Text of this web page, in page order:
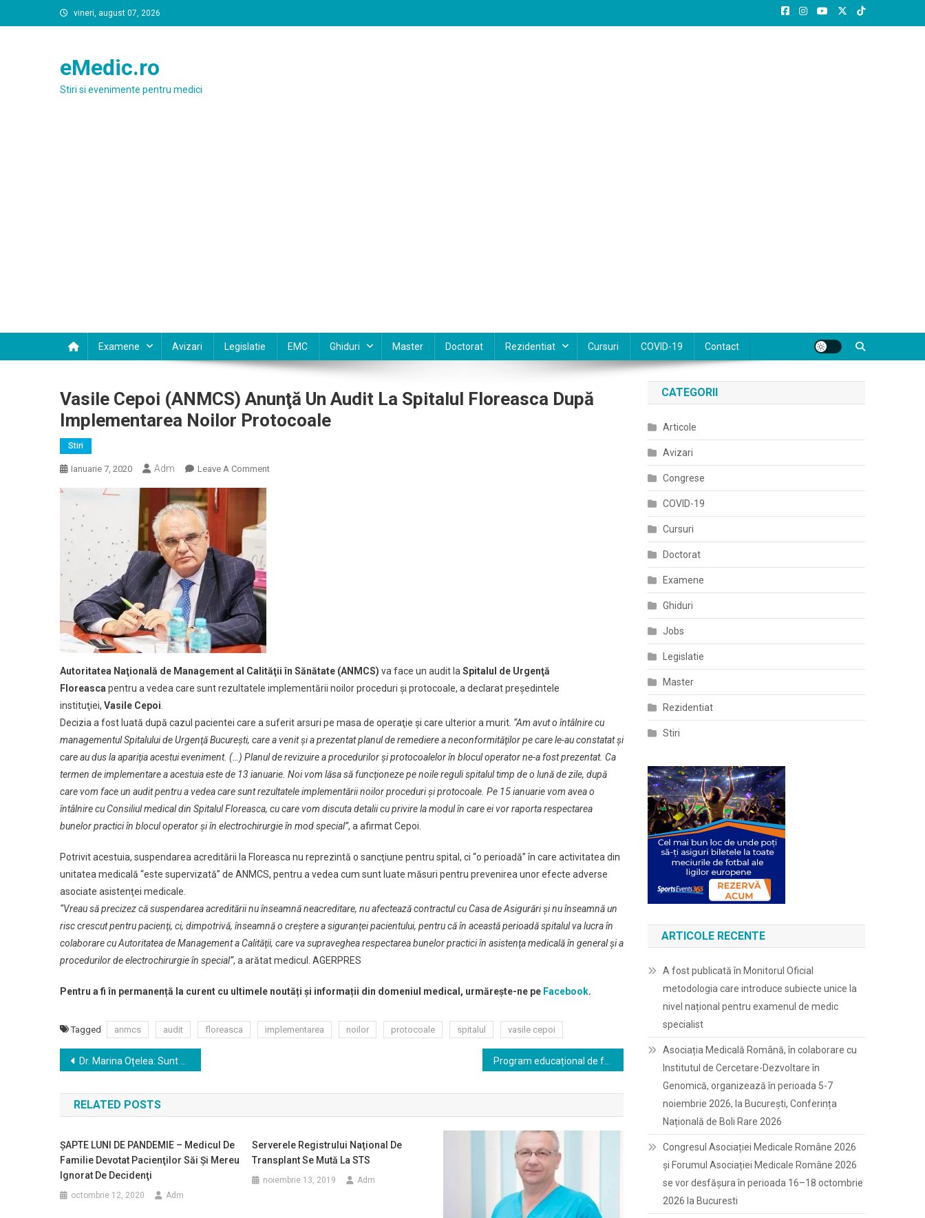
to
vineri, august 07, 2026
eMedic.ro
Stiri si evenimente pentru medici
Examene Avizari Legislatie EMC Ghiduri Master Doctorat Rezidentiat Cursuri COVID-19 Contact
Vasile Cepoi (ANMCS) Anunţă Un Audit La Spitalul Floreasca După
Implementarea Noilor Protocoale
Stiri
Ianuarie 7, 2020 Adm Leave A CommentOn
Protocoale
Autoritatea Naţională de Management al Calităţii în Sănătate (ANMCS) va face un audit la Spitalul de Urgenţă
Floreasca pentru a vedea care sunt rezultatele implementării noilor proceduri şi protocoale, a declarat preşedintele
instituţiei, Vasile Cepoi
Decizia a fost luată după cazul pacientei care a suferit arsuri pe masa de operaţie şi care ulterior a murit. “Am avut o întâlnire cu
managementul Spitalului de Urgenţă Bucureşti, care a venit şi a prezentat planul de remediere a neconformităţilor pe care le-au constatat şi
care au dus la apariţia acestui eveniment. (…) Planul de revizuire a procedurilor şi protocoalelor în blocul operator ne-a fost prezentat. Ca
termen de implementare a acestuia este de 13 ianuarie. Noi vom lăsa să funcţioneze pe noile reguli spitalul timp de o lună de zile, după
care vom face un audit pentru a vedea care sunt rezultatele implementării noilor proceduri şi protocoale. Pe 15 ianuarie vom avea o
întâlnire cu Consiliul medical din Spitalul Floreasca, cu care vom discuta detalii cu privire la modul în care ei vor raporta respectarea
bunelor practici în blocul operator şi în electrochirurgie în mod special”, a afirmat Cepoi.
Potrivit acestuia, suspendarea acreditării la Floreasca nu reprezintă o sancţiune pentru spital, ci “o perioadă” în care activitatea din
unitatea medicală “este supervizată” de ANMCS, pentru a vedea cum sunt luate măsuri pentru prevenirea unor efecte adverse
asociate asistenţei medicale.
“Vreau să precizez că suspendarea acreditării nu înseamnă neacreditare, nu afectează contractul cu Casa de Asigurări şi nu înseamnă un
risc crescut pentru pacienţi, ci, dimpotrivă, înseamnă o creştere a siguranţei pacientului, pentru că în această perioadă spitalul va lucra în
colaborare cu Autoritatea de Management a Calităţii, care va supraveghea respectarea bunelor practici în asistenţa medicală în general şi a
procedurilor de electrochirurgie în special”, a arătat medicul. AGERPRES
Pentru a fi în permanență la curent cu ultimele noutăți și informații din domeniul medical, urmărește-ne pe Facebook.
Tagged anmcs audit floreasca implementarea noilor protocoale spitalul vasile cepoi
Navigare
în
articole
Dr. Marina Oțelea: Sunt necesare campanii de promovare a screening-ului pentru diabetul gestațional și definirea unui ghid de monitorizare a gravidei cu diabet gestațional
RELATED POSTS
ŞAPTE LUNI DE PANDEMIE – Medicul De
Familie Devotat Pacienţilor Săi Şi Mereu
Ignorat De Decidenţi
octombrie 12, 2020 Adm
Serverele Registrului Naţional De
Transplant Se Mută La STS
noiembrie 13, 2019 Adm
CATEGORII
Articole
Avizari
Congrese
COVID-19
Cursuri
Doctorat
Examene
Ghiduri
Jobs
Legislatie
Master
Rezidentiat
Stiri
ARTICOLE RECENTE
A fost publicată în Monitorul Oficial
metodologia care introduce subiecte unice la
nivel național pentru examenul de medic
specialist
Asociația Medicală Română, în colaborare cu
Institutul de Cercetare-Dezvoltare în
Genomică, organizează în perioada 5-7
noiembrie 2026, la București, Conferința
Națională de Boli Rare 2026
Congresul Asociației Medicale Române 2026
și Forumul Asociației Medicale Române 2026
se vor desfășura în perioada 16–18 octombrie
2026 la Bucuresti